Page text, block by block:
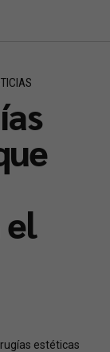
el
estéticas